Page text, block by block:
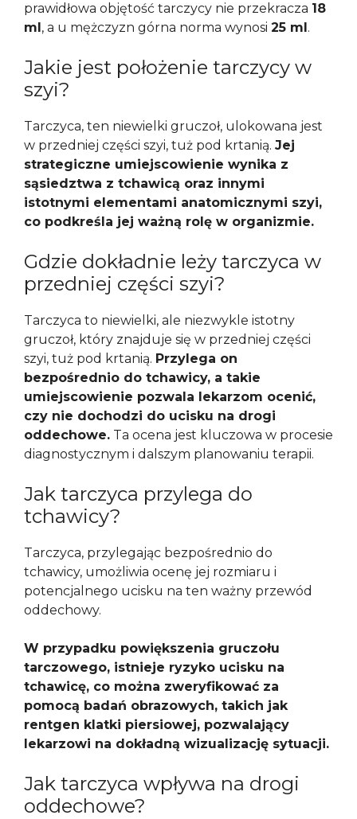
prawidłowa objętość tarczycy nie przekracza 18
ml , a u mężczyzn górna norma wynosi 25 ml .
Jakie jest położenie tarczycy w
szyi?
Tarczyca, ten niewielki gruczoł, ulokowana jest
w przedniej części szyi, tuż pod krtanią. Jej
strategiczne umiejscowienie wynika z
sąsiedztwa z tchawicą oraz innymi
istotnymi elementami anatomicznymi szyi,
co podkreśla jej ważną rolę w organizmie.
Gdzie dokładnie leży tarczyca w
przedniej części szyi?
Tarczyca to niewielki, ale niezwykle istotny
gruczoł, który znajduje się w przedniej części
szyi, tuż pod krtanią. Przylega on
bezpośrednio do tchawicy, a takie
umiejscowienie pozwala lekarzom ocenić,
czy nie dochodzi do ucisku na drogi
oddechowe. Ta ocena jest kluczowa w procesie
diagnostycznym i dalszym planowaniu terapii.
Jak tarczyca przylega do
tchawicy?
Tarczyca, przylegając bezpośrednio do
tchawicy, umożliwia ocenę jej rozmiaru i
potencjalnego ucisku na ten ważny przewód
oddechowy.
W przypadku powiększenia gruczołu
tarczowego, istnieje ryzyko ucisku na
tchawicę, co można zweryfikować za
pomocą badań obrazowych, takich jak
rentgen klatki piersiowej, pozwalający
lekarzowi na dokładną wizualizację sytuacji.
Jak tarczyca wpływa na drogi
oddechowe?